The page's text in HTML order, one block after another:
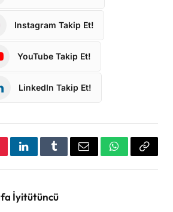
Instagram Takip Et!
YouTube Takip Et!
LinkedIn Takip Et!
LinkedInTumblrEmail WhatsApp
Copy
İyitütüncü